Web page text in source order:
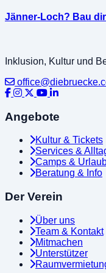
Jänner-Loch? Bau
Inklusion, Kultur und
Angebote
Kultur & Tickets
Services &
Camps &
Beratung & Info
Der Verein
Über uns
Team & Kontakt
Mitmachen
Unterstützer